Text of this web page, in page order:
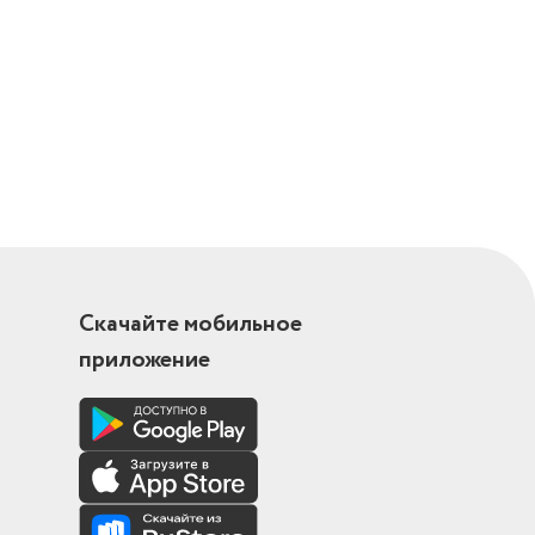
Скачайте мобильное
приложение